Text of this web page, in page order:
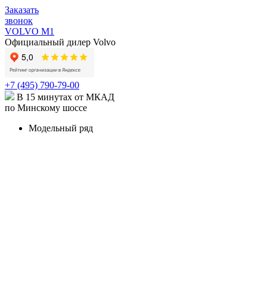
Заказать
звонок
VOLVO M1
Официальный дилер Volvo
+7 (495) 790-79-00
В 15 минутах от МКАД
по Минскому шоссе
Модельный ряд